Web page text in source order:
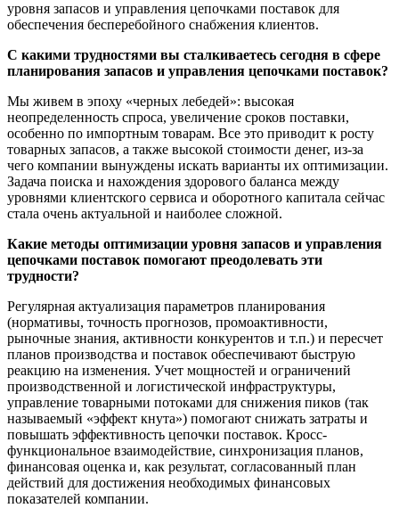
уровня запасов и управления цепочками поставок для
обеспечения бесперебойного снабжения клиентов.
С какими трудностями вы сталкиваетесь сегодня в сфере
планирования запасов и управления цепочками поставок?
Мы живем в эпоху «черных лебедей»: высокая
неопределенность спроса, увеличение сроков поставки,
особенно по импортным товарам. Все это приводит к росту
товарных запасов, а также высокой стоимости денег, из-за
чего компании вынуждены искать варианты их оптимизации.
Задача поиска и нахождения здорового баланса между
уровнями клиентского сервиса и оборотного капитала сейчас
стала очень актуальной и наиболее сложной.
Какие методы оптимизации уровня запасов и управления
цепочками поставок помогают преодолевать эти
трудности?
Регулярная актуализация параметров планирования
(нормативы, точность прогнозов, промоактивности,
рыночные знания, активности конкурентов и т.п.) и пересчет
планов производства и поставок обеспечивают быструю
реакцию на изменения. Учет мощностей и ограничений
производственной и логистической инфраструктуры,
управление товарными потоками для снижения пиков (так
называемый «эффект кнута») помогают снижать затраты и
повышать эффективность цепочки поставок. Кросс-
функциональное взаимодействие, синхронизация планов,
финансовая оценка и, как результат, согласованный план
действий для достижения необходимых финансовых
показателей компании.